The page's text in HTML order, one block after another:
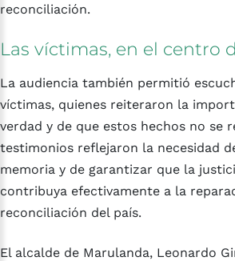
reconciliación.
Las víctimas, en el centro
La audiencia también permitió
víctimas, quienes reiteraron la
verdad y de que estos hechos no se
testimonios reflejaron la necesidad
memoria y de garantizar que la
contribuya efectivamente a la
reconciliación del país.
El alcalde de Marulanda, Leonardo